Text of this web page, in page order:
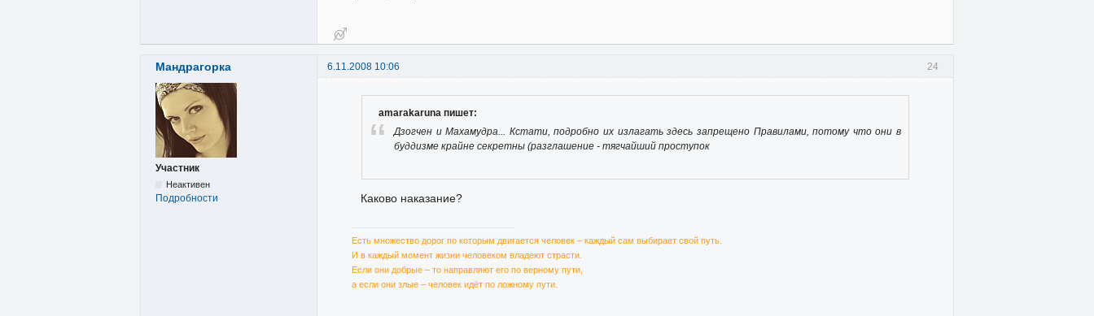
24
Мандрагорка 6.11.2008 10:06
Участник
Неактивен
Подробности
amarakaruna пишет:
Дзогчен и Махамудра... Кстати, подробно их излагать здесь запрещено Правилами, потому что они в
буддизме крайне секретны (разглашение - тягчайший проступок
Каково наказание?
Есть множество дорог по которым двигается человек – каждый сам выбирает свой путь.
И в каждый момент жизни человеком владеют страсти.
Если они добрые – то направляют его по верному пути,
а если они злые – человек идёт по ложному пути.